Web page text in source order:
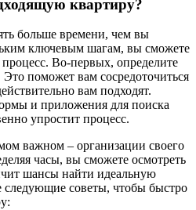
квартиру?
больше времени, чем вы
ключевым шагам, вы сможете
процесс. Во-первых, определите
поможет вам сосредоточиться
вам подходят.
и приложения для поиска
упростит процесс.
важном – организации своего
часы, вы сможете осмотреть
шансы найти идеальную
следующие советы, чтобы быстро